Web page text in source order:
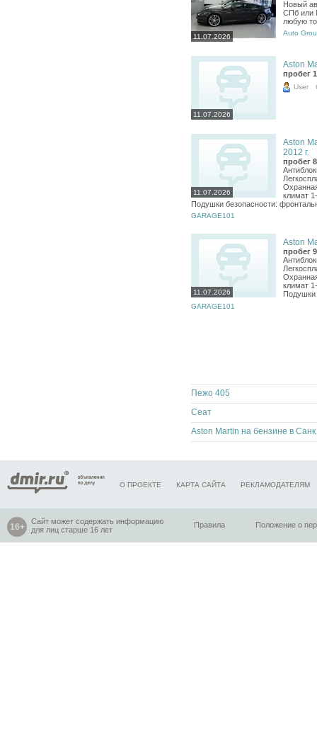
11.07.2026
Новый
СПб или
любую
Auto
11.07.2026
Aston
пробег
User
11.07.2026
Aston
2012 г.
пробег
климат
Подушки безопасности:
GARAGE101
11.07.2026
Aston
пробег
климат
Подушки
GARAGE101
Пежо 405
Сеат
О ПРОЕКТЕ КАРТА САЙТА РЕКЛАМОДАТЕЛЯМ
Сайт может содержать информацию
для лиц старше 16 лет
Правила Положение о